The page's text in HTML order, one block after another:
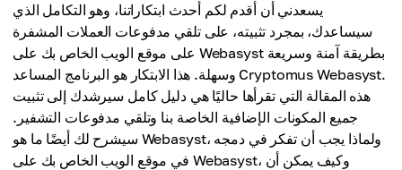
يسعدني أن أقدم لكم أحدث ابتكاراتنا، وهو التكامل الذي
سيساعدك، بمجرد تثبيته، على تلقي مدفوعات العملات المشفرة
على موقع الويب الخاص بك على Webasyst بطريقة آمنة وسريعة
وسهلة. هذا الابتكار هو البرنامج المساعد Cryptomus Webasyst.
هذه المقالة التي تقرأها حاليًا هي دليل كامل سيرشدك إلى تثبيت
جميع المكونات الإضافية الخاصة بنا وتلقي مدفوعات التشفير.
سيشرح لك أيضًا ما هو Webasyst، ولماذا يجب أن تفكر في دمجه
في موقع الويب الخاص بك على Webasyst، وكيف يمكن أن